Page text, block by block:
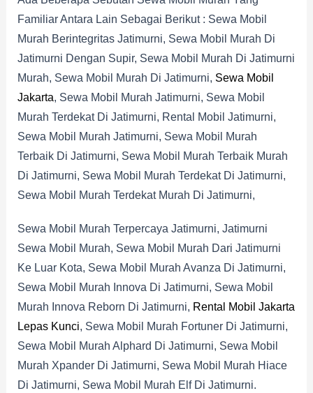
Familiar Antara Lain Sebagai Berikut : Sewa Mobil
Murah Berintegritas Jatimurni, Sewa Mobil Murah Di
Jatimurni Dengan Supir, Sewa Mobil Murah Di Jatimurni
Murah, Sewa Mobil Murah Di Jatimurni, Sewa Mobil
Jakarta, Sewa Mobil Murah Jatimurni, Sewa Mobil
Murah Terdekat Di Jatimurni, Rental Mobil Jatimurni,
Sewa Mobil Murah Jatimurni, Sewa Mobil Murah
Terbaik Di Jatimurni, Sewa Mobil Murah Terbaik Murah
Di Jatimurni, Sewa Mobil Murah Terdekat Di Jatimurni,
Sewa Mobil Murah Terdekat Murah Di Jatimurni,
Sewa Mobil Murah Terpercaya Jatimurni, Jatimurni
Sewa Mobil Murah, Sewa Mobil Murah Dari Jatimurni
Ke Luar Kota, Sewa Mobil Murah Avanza Di Jatimurni,
Sewa Mobil Murah Innova Di Jatimurni, Sewa Mobil
Murah Innova Reborn Di Jatimurni, Rental Mobil Jakarta
Lepas Kunci, Sewa Mobil Murah Fortuner Di Jatimurni,
Sewa Mobil Murah Alphard Di Jatimurni, Sewa Mobil
Murah Xpander Di Jatimurni, Sewa Mobil Murah Hiace
Di Jatimurni, Sewa Mobil Murah Elf Di Jatimurni.